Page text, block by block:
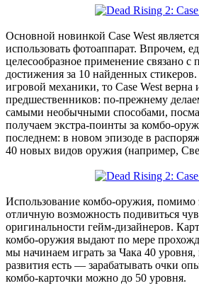
Основной новинкой Case West
использовать фотоаппарат. Впрочем,
целесообразное применение связано с
достижения за 10 найденных стикеров.
игровой механики, то Case West верна
предшественников: по-прежнему
самыми необычными способами,
получаем экстра-поинты за комбо-
последнем: в новом эпизоде в
40 новых видов оружия (например,
Использование комбо-оружия, помимо
отличную возможность подивиться
оригинальности гейм-дизайнеров.
комбо-оружия выдают по мере
мы начинаем играть за Чака 40 уровня,
развития есть — зарабатывать очки
комбо-карточки можно до 50 уровня.